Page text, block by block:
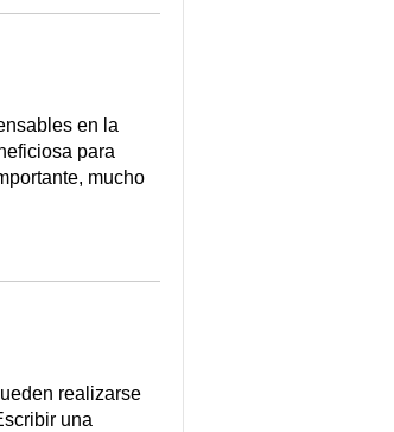
en la
para
mucho
realizarse
una